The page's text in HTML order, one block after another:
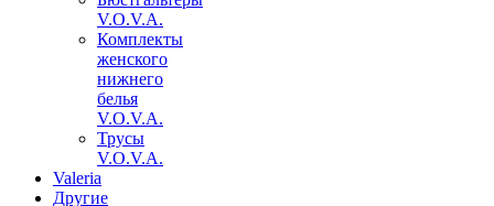
V.O.V.A.
Комплекты
женского
нижнего
белья
V.O.V.A.
Трусы
V.O.V.A.
Valeria
Другие